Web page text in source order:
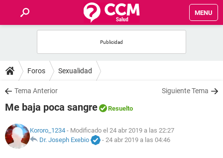
MENU
FOROS
SALUD
FAMILIA
NUTRICIÓN
Foros Sexualidad
Tema Anterior Siguiente Tema
Me baja poca sangre Resuelto
Kororo_1234 - Modificado el 24 abr 2019 a las 22:27
Dr. Joseph Exebio
- 24 abr 2019 a las 04:46